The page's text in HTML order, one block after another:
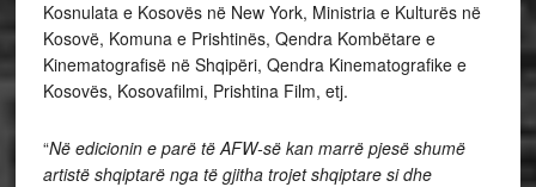
Kosnulata e Kosovës në New York, Ministria e Kulturës në
Kosovë, Komuna e Prishtinës, Qendra Kombëtare e
Kinematografisë në Shqipëri, Qendra Kinematografike e
Kosovës, Kosovafilmi, Prishtina Film, etj.
“Në edicionin e parë të AFW-së kan marrë pjesë shumë
artistë shqiptarë nga të gjitha trojet shqiptare si dhe